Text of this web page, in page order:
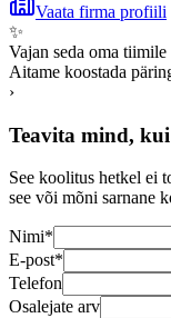
Vaata firma profiili
✨
Vajan seda oma tiimile
Aitame koostada
›
Teavita mind,
See koolitus hetkel ei
see või mõni sarnane
Nimi*
E-post*
Telefon
Osalejate arv